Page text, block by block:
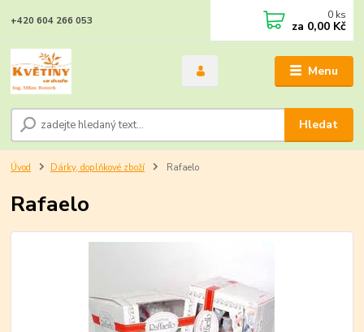
Menu
Hledat
+420 604 266 053 0 ks
za 0,00 Kč
Úvod Dárky, doplňkové zboží Rafaelo
Rafaelo